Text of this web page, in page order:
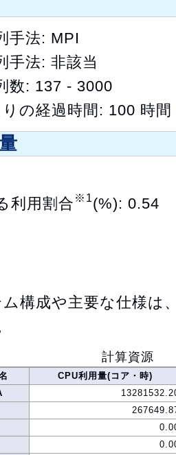
手法: MPI
手法: 非該当
数: 137 - 3000
の経過時間: 100 時間
利用割合 ※1(%): 0.54
構成や主要な仕様は
計算資源
CPU利用量(コア・時)